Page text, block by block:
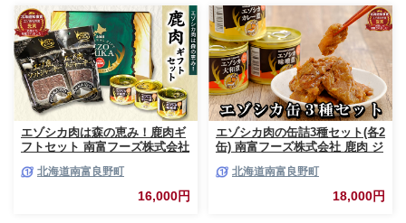
エゾシカ肉は森の恵み！鹿肉ギ
フトセット 南富フーズ株式会社
北海道 南富良野町 エゾシカ 缶
詰 セット 詰合せ 贈り物 ギフト
北海道南富良野町
16,000円
エゾシカ肉の缶詰3種セット(各2
缶) 南富フーズ株式会社 鹿肉 ジ
南富良野町 エゾシカ 缶詰 セッ
ト 詰合せ 肉の加工品 おかず お
北海道南富良野町
18,000円